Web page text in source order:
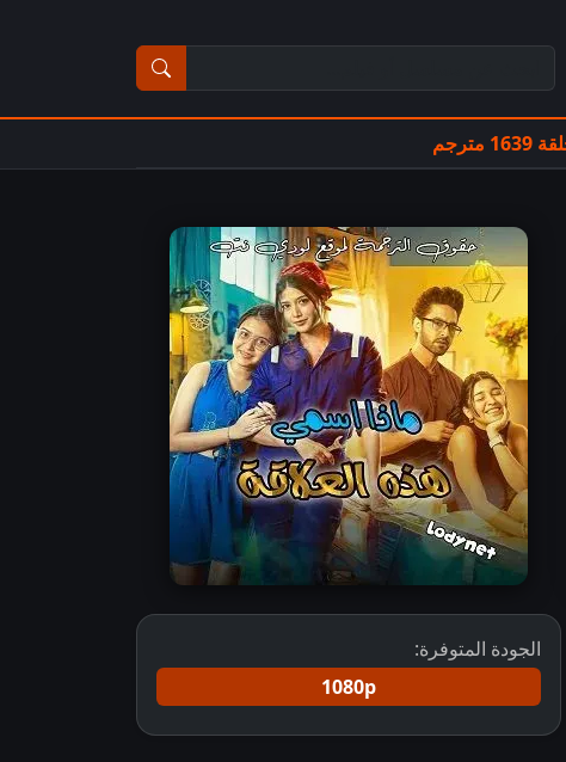
الجودة المتوفرة:
1080p